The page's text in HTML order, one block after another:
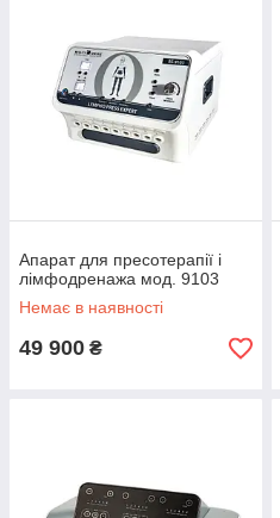
Апарат для пресотерапії і
лімфодренажа мод. 9103
Немає в наявності
49 900 ₴